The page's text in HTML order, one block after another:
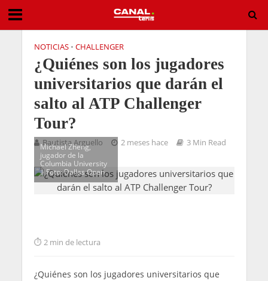
NOTICIAS • CHALLENGER
¿Quiénes son los jugadores
universitarios que darán el
salto al ATP Challenger
Tour?
Bautista Arguello 2 meses hace 3 Min Read
Michael Zheng,
jugador de la
Columbia University
| Foto: Dallas Open
2 min de lectura
¿Quiénes son los jugadores universitarios que